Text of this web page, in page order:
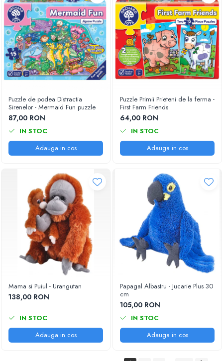
Puzzle de podea Distractia
Sirenelor - Mermaid Fun puzzle
87,00 RON
IN STOC
Adauga in cos
Puzzle Primii Prieteni de la ferma -
First Farm Friends
64,00 RON
IN STOC
Adauga in cos
Mama si Puiul - Urangutan
138,00 RON
IN STOC
Adauga in cos
Papagal Albastru - Jucarie Plus 30
cm
105,00 RON
IN STOC
Adauga in cos